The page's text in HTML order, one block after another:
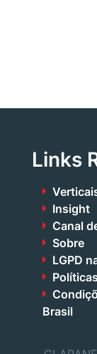
Links
Insight
Canal
Sobre
LGPD
Brasil